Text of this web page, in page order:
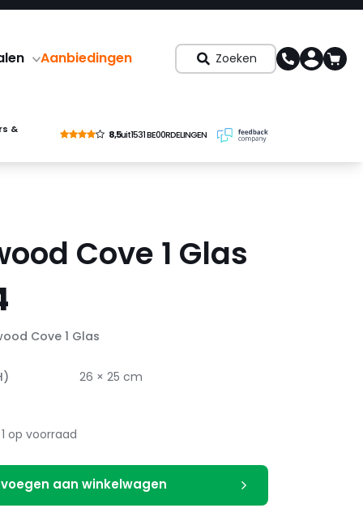
Aanbiedingen Zoeken
&
8,5uit1531 BE00RDELINGEN
Cove 1 Glas
Cove 1 Glas
26 × 25 cm
1 op voorraad
aan winkelwagen